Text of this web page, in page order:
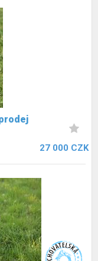
27 000 CZK